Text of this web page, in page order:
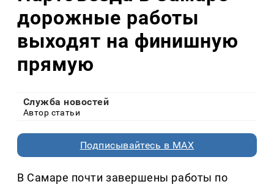
дорожные работы
выходят на финишную
прямую
Служба новостей
Автор статьи
Подписывайтесь в MAX
В Самаре почти завершены работы по